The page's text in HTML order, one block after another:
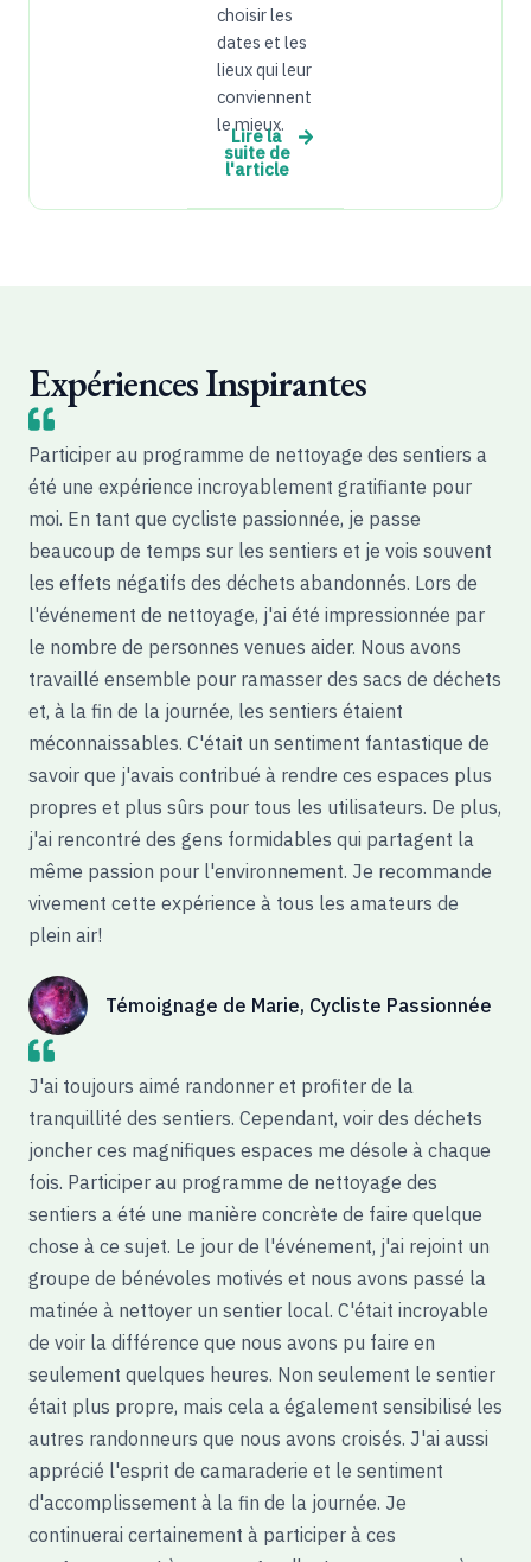
choisir les
dates et les
lieux qui leur
conviennent
le mieux.
Lire la
suite de
l'article
Expériences Inspirantes
Participer au programme de nettoyage des sentiers a
été une expérience incroyablement gratifiante pour
moi. En tant que cycliste passionnée, je passe
beaucoup de temps sur les sentiers et je vois souvent
les effets négatifs des déchets abandonnés. Lors de
l'événement de nettoyage, j'ai été impressionnée par
le nombre de personnes venues aider. Nous avons
travaillé ensemble pour ramasser des sacs de déchets
et, à la fin de la journée, les sentiers étaient
méconnaissables. C'était un sentiment fantastique de
savoir que j'avais contribué à rendre ces espaces plus
propres et plus sûrs pour tous les utilisateurs. De plus,
j'ai rencontré des gens formidables qui partagent la
même passion pour l'environnement. Je recommande
vivement cette expérience à tous les amateurs de
plein air!
Témoignage de Marie, Cycliste Passionnée
J'ai toujours aimé randonner et profiter de la
tranquillité des sentiers. Cependant, voir des déchets
joncher ces magnifiques espaces me désole à chaque
fois. Participer au programme de nettoyage des
sentiers a été une manière concrète de faire quelque
chose à ce sujet. Le jour de l'événement, j'ai rejoint un
groupe de bénévoles motivés et nous avons passé la
matinée à nettoyer un sentier local. C'était incroyable
de voir la différence que nous avons pu faire en
seulement quelques heures. Non seulement le sentier
était plus propre, mais cela a également sensibilisé les
autres randonneurs que nous avons croisés. J'ai aussi
apprécié l'esprit de camaraderie et le sentiment
d'accomplissement à la fin de la journée. Je
continuerai certainement à participer à ces